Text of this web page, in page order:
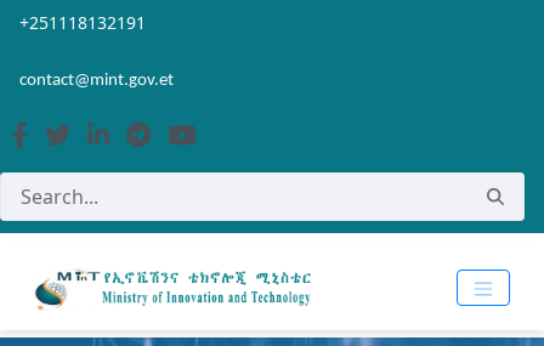
Skip to Main Content
Open Accessibility Menu
+251118132191
contact@mint.gov.et